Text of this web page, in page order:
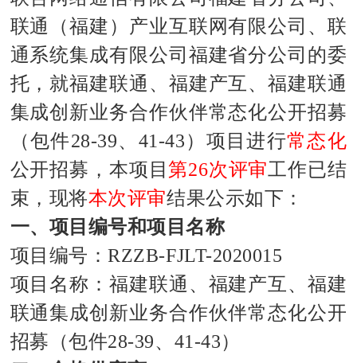
联通（福建）产业互联网有限公司、联
通系统集成有限公司福建省分公司的委
托，就福建联通、福建产互、福建联通
集成创新业务合作伙伴常态化公开招募
（包件28-39、41-43）项目进行常态化
公开招募，本项目第26次评审工作已结
束，现将本次评审结果公示如下：
一、项目编号和项目名称
项目编号：RZZB-FJLT-2020015
项目名称：福建联通、福建产互、福建
联通集成创新业务合作伙伴常态化公开
招募（包件28-39、41-43）